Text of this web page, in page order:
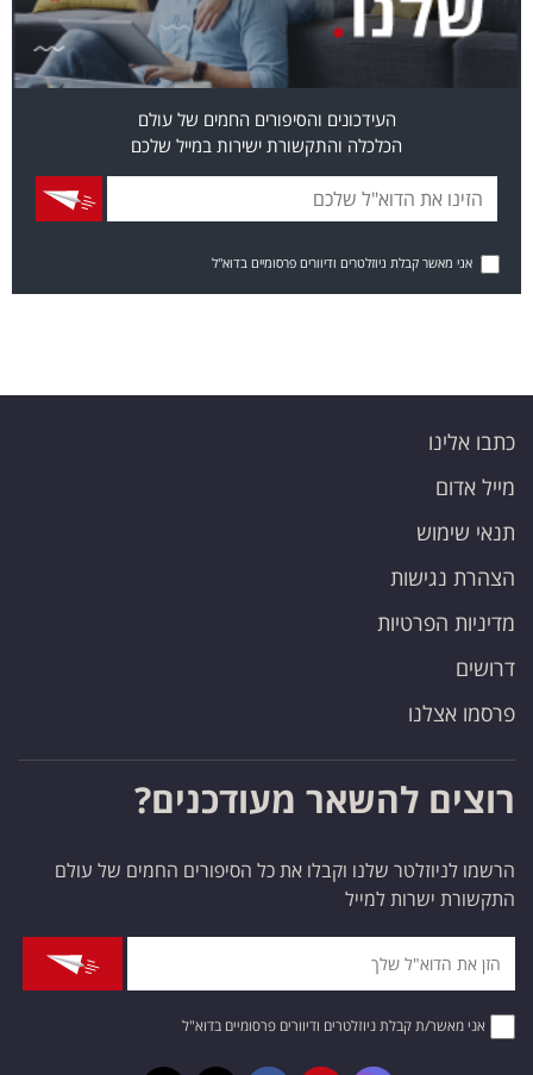
העידכונים והסיפורים החמים של עולם
הכלכלה והתקשורת ישירות במייל שלכם
אני מאשר קבלת ניוזלטרים ודיוורים פרסומיים בדוא"ל
כתבו אלינו
מייל אדום
תנאי שימוש
הצהרת נגישות
מדיניות הפרטיות
דרושים
פרסמו אצלנו
רוצים להשאר מעודכנים?
הרשמו לניוזלטר שלנו וקבלו את כל הסיפורים החמים של עולם
התקשורת ישרות למייל
אני מאשר/ת קבלת ניוזלטרים ודיוורים פרסומיים בדוא"ל